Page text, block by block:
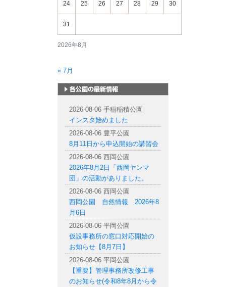
2026年8月
24 25 26 27 28 29 30
31
« 7月
2026-08-06 手稲稲積公園
インスタ始めました
2026-08-06 豊平公園
8月11日から申込開始の講習会
2026-08-06 西岡公園
2026年8月2日「西岡ヤンマ
団」の活動がありました。
2026-08-06 西岡公園
西岡公園 自然情報 2026年8
月6日
2026-08-06 平岡公園
仮設事務所の窓口対応開始の
お知らせ【8月7日】
2026-08-06 平岡公園
【重要】管理事務所改修工事
のお知らせ(令和8年8月から令